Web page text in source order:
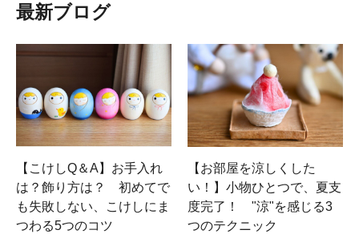
最新ブログ
【こけしQ＆A】お手入れ
は？飾り方は？ 初めてで
も失敗しない、こけしにま
つわる5つのコツ
【お部屋を涼しくした
い！】小物ひとつで、夏支
度完了！ "涼"を感じる3
つのテクニック